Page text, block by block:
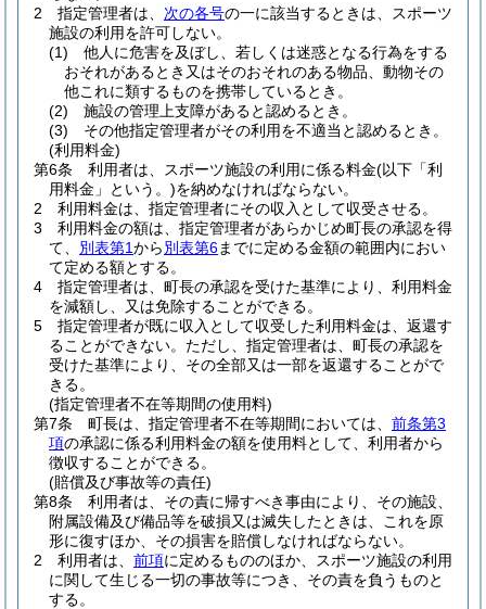
2
指定管理者は、 次の各号の一に該当するときは、スポーツ
施設の利用を許可しない。
(1)
他人に危害を及ぼし、若しくは迷惑となる行為をする
おそれがあるとき又はそのおそれのある物品、動物その
他これに類するものを携帯しているとき。
(2)
施設の管理上支障があると認めるとき。
(3)
その他指定管理者がその利用を不適当と認めるとき。
(利用料金)
第6条
利用者は、スポーツ施設の利用に係る料金(以下「利
用料金」という。)を納めなければならない。
2
利用料金は、指定管理者にその収入として収受させる。
3
利用料金の額は、指定管理者があらかじめ町長の承認を得
て、 別表第1から別表第6までに定める金額の範囲内におい
て定める額とする。
4
指定管理者は、町長の承認を受けた基準により、利用料金
を減額し、又は免除することができる。
5
指定管理者が既に収入として収受した利用料金は、返還す
ることができない。 ただし、指定管理者は、町長の承認を
受けた基準により、その全部又は一部を返還することがで
きる。
(指定管理者不在等期間の使用料)
第7条
町長は、指定管理者不在等期間においては、 前条第3
項の承認に係る利用料金の額を使用料として、利用者から
徴収することができる。
(賠償及び事故等の責任)
第8条
利用者は、その責に帰すべき事由により、その施設、
附属設備及び備品等を破損又は滅失したときは、これを原
形に復すほか、その損害を賠償しなければならない。
2
利用者は、 前項に定めるもののほか、スポーツ施設の利用
に関して生じる一切の事故等につき、その責を負うものと
する。